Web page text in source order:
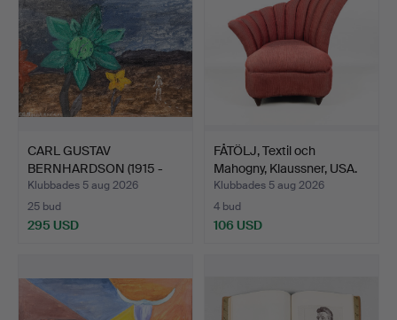
CARL GUSTAV
BERNHARDSON (1915 -
1998). OLJ…
Klubbades 5 aug 2026
25 bud
295 USD
FÅTÖLJ, Textil och
Mahogny, Klaussner, USA.
Klubbades 5 aug 2026
4 bud
106 USD